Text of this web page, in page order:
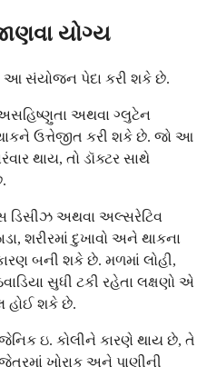
યોગ્ય
આ સંયોજન પેદા કરી શકે છે.
અથવા ગ્લુટેન
ઉત્તેજીત કરી શકે છે. જો આ
થાય, તો ડૉક્ટર સાથે
ડિસીઝ અથવા અલ્સરેટિવ
શરીરમાં દુખાવો અને થાકના
બની શકે છે. મળમાં લોહી,
સુધી ટકી રહેતા લક્ષણો એ
હોઈ શકે છે.
ઇ. કોલીને કારણે થાય છે, તે
ખોરાક અને પાણીની